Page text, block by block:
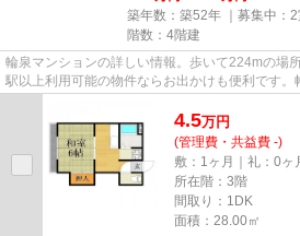
築年数：築52年 ｜募集中： 2
階数：4階建
輪泉マンションの詳しい情報。歩いて224mの場
駅以上利用可能の物件ならお出かけも便利です
4.5万円
(管理費・共益費 -)
敷：1ヶ月｜礼：0ヶ
所在階：3階
間取り：1DK
面積：28.00㎡